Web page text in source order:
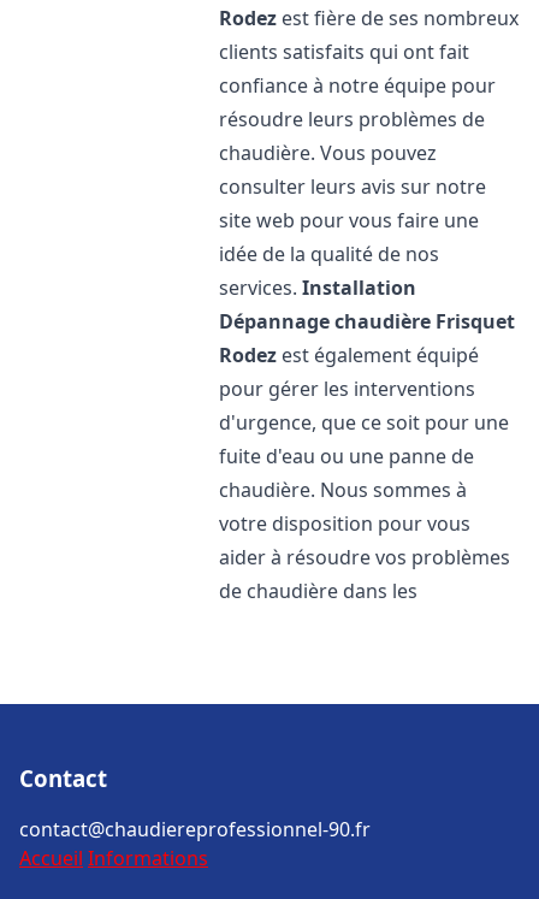
Rodez est fière de ses nombreux
clients satisfaits qui ont fait
confiance à notre équipe pour
résoudre leurs problèmes de
chaudière. Vous pouvez
consulter leurs avis sur notre
site web pour vous faire une
idée de la qualité de nos
services.Installation
Dépannage chaudière Frisquet
Rodez est également équipé
pour gérer les interventions
d'urgence, que ce soit pour une
fuite d'eau ou une panne de
chaudière. Nous sommes à
votre disposition pour vous
aider à résoudre vos problèmes
de chaudière dans les
Contact
contact@chaudiereprofessionnel-90.fr
Accueil Informations